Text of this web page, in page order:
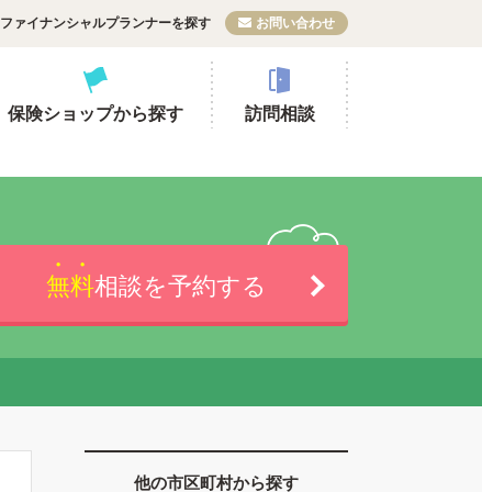
ファイナンシャルプランナーを探す お問い合わせ
保険ショップから探す 訪問相談
無料相談を予約する
他の市区町村から探す